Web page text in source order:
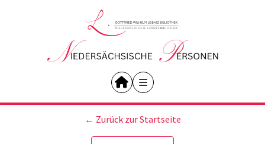
← Zurück zur Startseite